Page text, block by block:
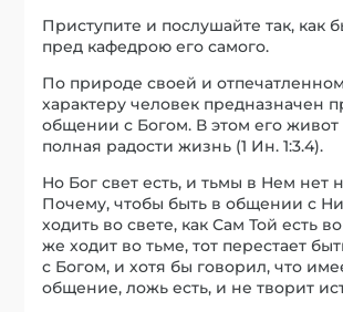
Приступите и послушайте так, как
пред кафедрою его самого.
По природе своей и
характеру человек предназначен
общении с Богом. В этом его
полная радости жизнь (1 Ин. 1:3.4).
Но Бог свет есть, и тьмы в Нем нет
Почему, чтобы быть в общении с
ходить во свете, как Сам Той есть
же ходит во тьме, тот перестает
с Богом, и хотя бы говорил, что
общение, ложь есть, и не творит